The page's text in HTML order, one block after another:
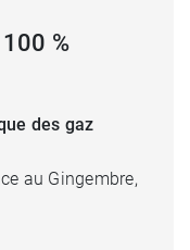
%
des gaz
au Gingembre,